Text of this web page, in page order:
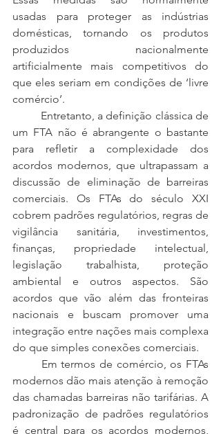
usadas para proteger as indústrias
domésticas, tornando os produtos
produzidos nacionalmente
artificialmente mais competitivos do
que eles seriam em condições de ‘livre
comércio’.
um FTA não é abrangente o bastante
para refletir a complexidade dos
acordos modernos, que ultrapassam a
discussão de eliminação de barreiras
comerciais. Os FTAs do século XXI
cobrem padrões regulatórios, regras de
vigilância sanitária, investimentos,
finanças, propriedade intelectual,
legislação trabalhista, proteção
ambiental e outros aspectos. São
acordos que vão além das fronteiras
nacionais e buscam promover uma
integração entre nações mais complexa
do que simples conexões comerciais.
modernos dão mais atenção à remoção
das chamadas barreiras não tarifárias. A
padronização de padrões regulatórios
é central para os acordos modernos,